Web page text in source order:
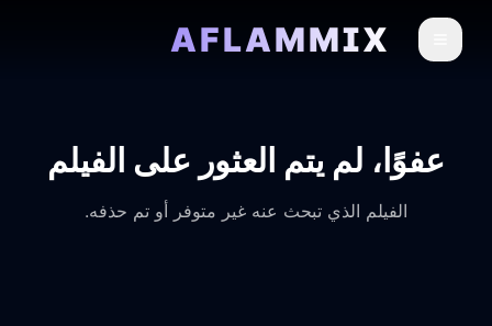
AFLAMMIX
عفوًا، لم يتم العثور على الفيلم
الفيلم الذي تبحث عنه غير متوفر أو تم حذفه.